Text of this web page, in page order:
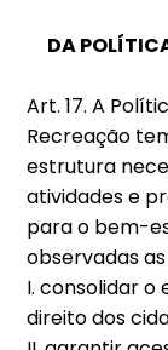
DA
Art. 17. A
Recreação
estrutura
atividades e
para o bem-
observadas
I. consolidar
direito dos